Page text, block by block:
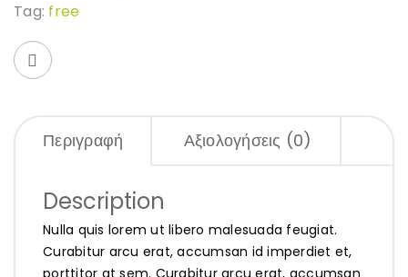
Tag: free
Περιγραφή Αξιολογήσεις (0)
Description
Nulla quis lorem ut libero malesuada feugiat.
Curabitur arcu erat, accumsan id imperdiet et,